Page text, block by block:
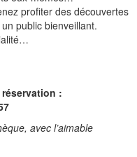
profiter des découvertes
public bienveillant.
:
avec l’aimable